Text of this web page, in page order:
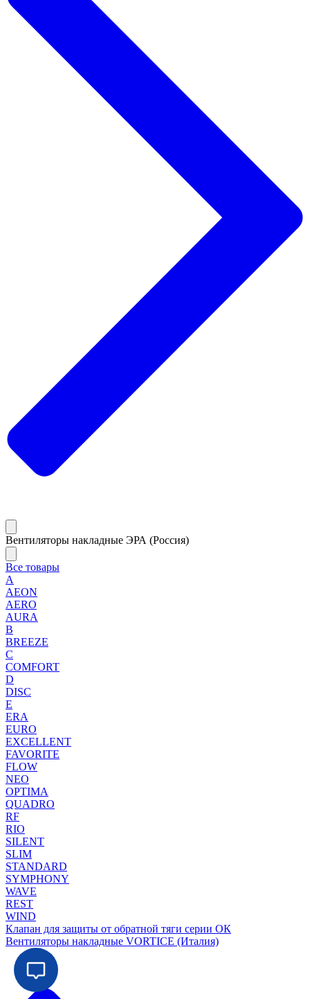
Вентиляторы накладные ЭРА (Россия)
Все товары
A
AEON
AERO
AURA
B
BREEZE
C
COMFORT
D
DISC
E
ERA
EURO
EXCELLENT
FAVORITE
FLOW
NEO
OPTIMA
QUADRO
RF
RIO
SILENT
SLIM
STANDARD
SYMPHONY
WAVE
REST
WIND
Клапан для защиты от обратной тяги серии ОК
Вентиляторы накладные VORTICE (Италия)